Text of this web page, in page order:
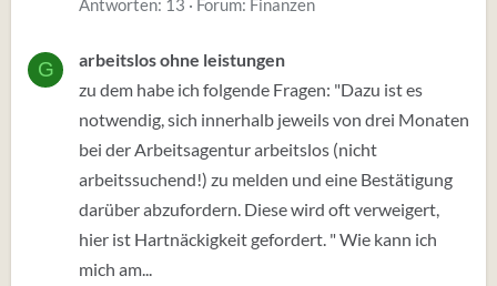
G
arbeitslos ohne leistungen
zu dem habe ich folgende Fragen: "Dazu ist es
notwendig, sich innerhalb jeweils von drei Monaten
bei der Arbeitsagentur arbeitslos (nicht
arbeitssuchend!) zu melden und eine Bestätigung
darüber abzufordern. Diese wird oft verweigert,
hier ist Hartnäckigkeit gefordert. " Wie kann ich
mich am...